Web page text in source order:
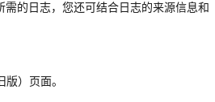
的日志，您还可结合日志的来源信息和
）页面。